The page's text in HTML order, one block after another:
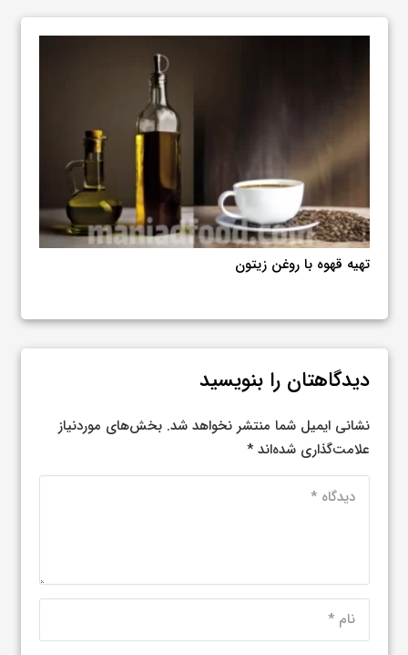
روغن زیتون باید طعم فلفلی داشته باشد؟
دیدگاهتان را بنویسید
نشانی ایمیل شما منتشر نخواهد شد. بخش‌های موردنیاز
علامت‌گذاری شده‌اند*